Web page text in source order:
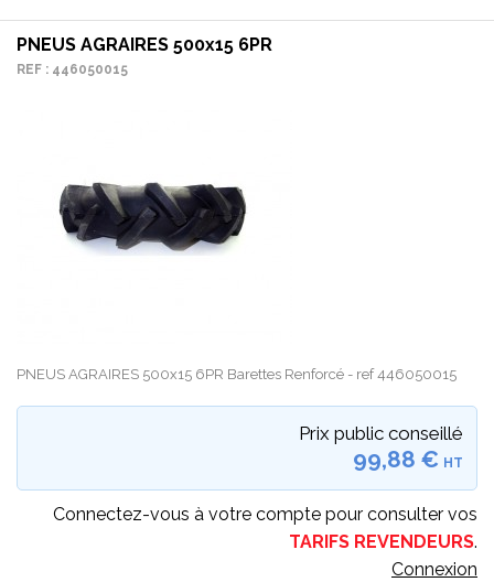
PNEUS AGRAIRES 500x15 6PR
REF : 446050015
PNEUS AGRAIRES 500x15 6PR Barettes Renforcé - ref 446050015
Prix public conseillé
99,88 € HT
Connectez-vous à votre compte pour consulter vos
TARIFS REVENDEURS.
Connexion